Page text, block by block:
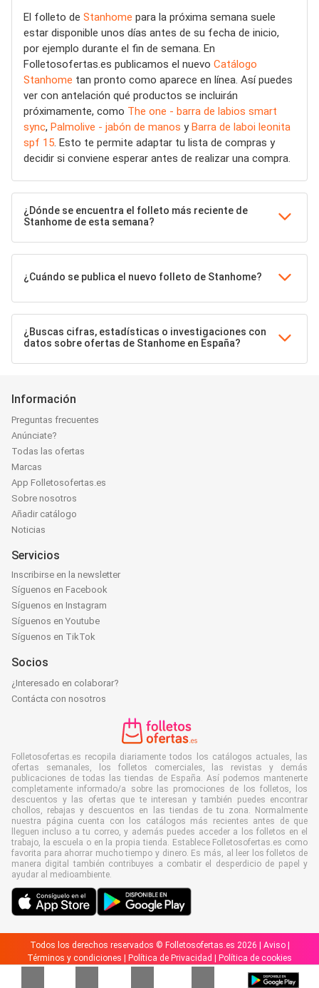
El folleto de Stanhome para la próxima semana suele
estar disponible unos días antes de su fecha de inicio,
por ejemplo durante el fin de semana. En
Folletosofertas.es publicamos el nuevo Catálogo
Stanhome tan pronto como aparece en línea. Así puedes
ver con antelación qué productos se incluirán
próximamente, como The one - barra de labios smart
sync, Palmolive - jabón de manos yBarra de laboi leonita
spf 15. Esto te permite adaptar tu lista de compras y
decidir si conviene esperar antes de realizar una compra.
¿Dónde se encuentra el folleto más reciente de
Stanhome de esta semana?
¿Cuándo se publica el nuevo folleto de Stanhome?
¿Buscas cifras, estadísticas o investigaciones con
datos sobre ofertas de Stanhome en España?
Información
Preguntas frecuentes
Anúnciate?
Todas las ofertas
Marcas
App Folletosofertas.es
Sobre nosotros
Añadir catálogo
Noticias
Servicios
Inscribirse en la newsletter
Síguenos en Facebook
Síguenos en Instagram
Síguenos en Youtube
Síguenos en TikTok
Socios
¿Interesado en colaborar?
Contácta con nosotros
Folletosofertas.es recopila diariamente todos los catálogos actuales, las
ofertas semanales, los folletos comerciales, las revistas y demás
publicaciones de todas las tiendas de España. Así podemos mantenerte
completamente informado/a sobre las promociones de los folletos, los
descuentos y las ofertas que te interesan y también puedes encontrar
chollos, rebajas y descuentos en las tiendas de tu zona. Normalmente
nuestra página cuenta con los catálogos más recientes antes de que
lleguen incluso a tu correo, y además puedes acceder a los folletos en el
trabajo, la escuela o en la propia tienda. Establece Folletosofertas.es como
favorita para ahorrar mucho tiempo y dinero. Es más, al leer los folletos de
manera digital también contribuyes a combatir el desperdicio de papel y
ayudar al medioambiente.
Todos los derechos reservados © Folletosofertas.es 2026 | Aviso|
Términos y condiciones
Política de Privacidad Política de cookies